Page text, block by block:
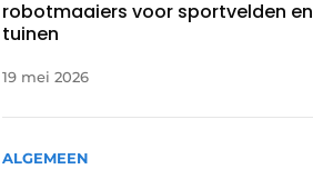
robotmaaiers voor sportvelden en
tuinen
19 mei 2026
ALGEMEEN